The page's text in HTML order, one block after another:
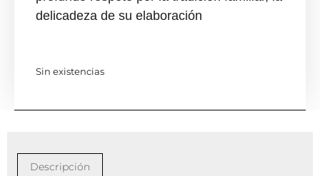
delicadeza de su elaboración
Sin existencias
Descripción